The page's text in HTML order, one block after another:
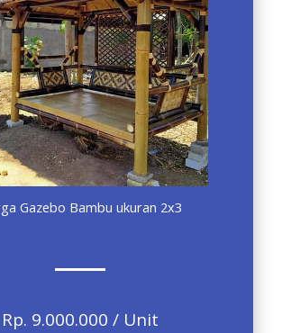
Gazebo Bambu ukuran 2x3
Rp. 9.000.000 / Unit